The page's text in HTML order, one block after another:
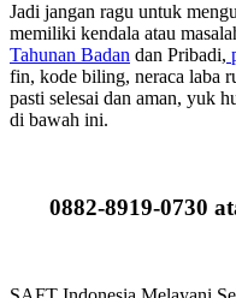
Jadi jangan ragu untuk
memiliki kendala atau
Tahunan Badan dan Pribadi,
fin, kode biling, neraca laba
pasti selesai dan aman, yuk
di bawah ini.
0882-8919-0730